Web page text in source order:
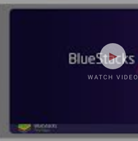
WATCH VIDEO